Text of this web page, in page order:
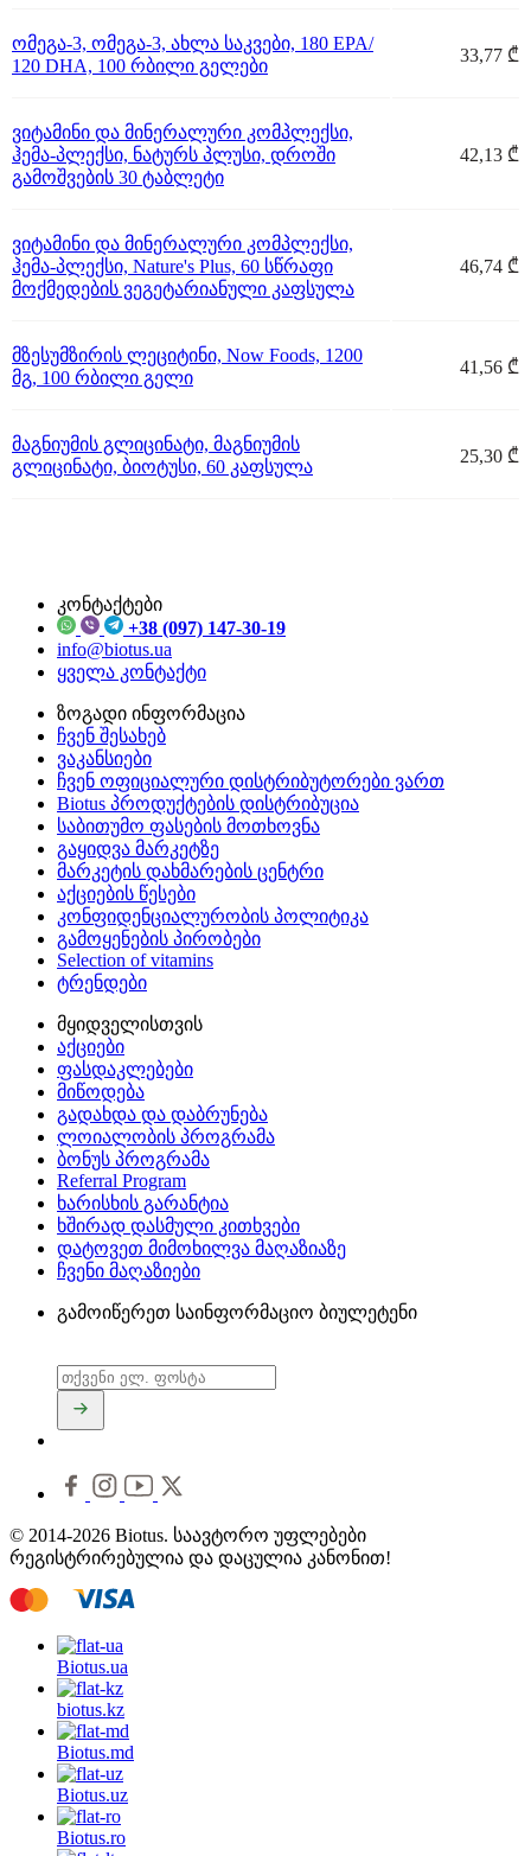
ომეგა-3, ომეგა-3, ახლა საკვები, 180 EPA/
120 DHA, 100 რბილი გელები
33,77 ₾
ვიტამინი და მინერალური კომპლექსი,
ჰემა-პლექსი, ნატურს პლუსი, დროში
გამოშვების 30 ტაბლეტი
42,13 ₾
ვიტამინი და მინერალური კომპლექსი,
ჰემა-პლექსი, Nature's Plus, 60 სწრაფი
მოქმედების ვეგეტარიანული კაფსულა
46,74 ₾
მზესუმზირის ლეციტინი, Now Foods, 1200
მგ, 100 რბილი გელი
41,56 ₾
მაგნიუმის გლიცინატი, მაგნიუმის
გლიცინატი, ბიოტუსი, 60 კაფსულა
25,30 ₾
კონტაქტები
+38 (097) 147-30-19
info@biotus.ua
ყველა კონტაქტი
ზოგადი ინფორმაცია
ჩვენ შესახებ
ვაკანსიები
ჩვენ ოფიციალური დისტრიბუტორები ვართ
Biotus პროდუქტების დისტრიბუცია
საბითუმო ფასების მოთხოვნა
გაყიდვა მარკეტზე
მარკეტის დახმარების ცენტრი
აქციების წესები
კონფიდენციალურობის პოლიტიკა
გამოყენების პირობები
Selection of vitamins
ტრენდები
მყიდველისთვის
აქციები
ფასდაკლებები
მიწოდება
გადახდა და დაბრუნება
ლოიალობის პროგრამა
ბონუს პროგრამა
Referral Program
ხარისხის გარანტია
ხშირად დასმული კითხვები
დატოვეთ მიმოხილვა მაღაზიაზე
ჩვენი მაღაზიები
გამოიწერეთ საინფორმაციო ბიულეტენი
© 2014-2026 Biotus. საავტორო უფლებები
რეგისტრირებულია და დაცულია კანონით!
Biotus.ua
biotus.kz
Biotus.md
Biotus.uz
Biotus.ro